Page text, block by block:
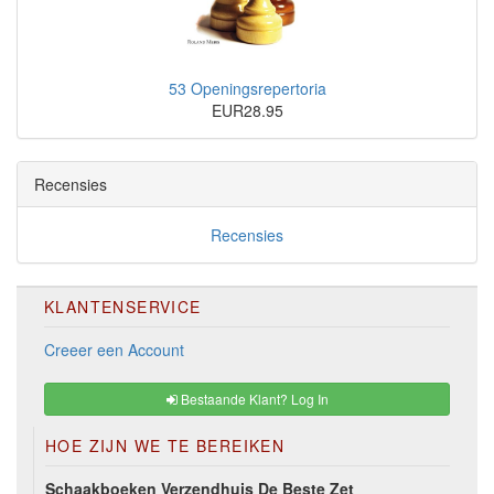
53 Openingsrepertoria
EUR28.95
Recensies
Recensies
KLANTENSERVICE
Creeer een Account
Bestaande Klant? Log In
HOE ZIJN WE TE BEREIKEN
Schaakboeken Verzendhuis De Beste Zet